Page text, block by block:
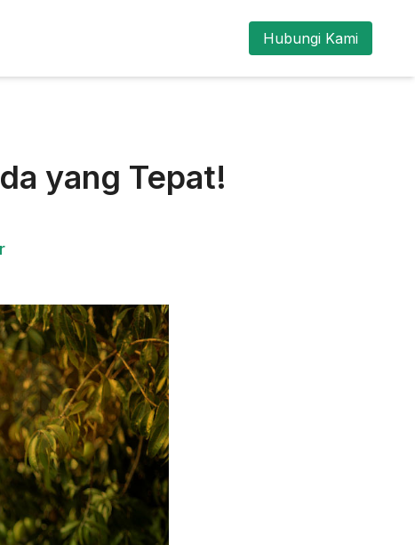
Hubungi Kami
yang Tepat!